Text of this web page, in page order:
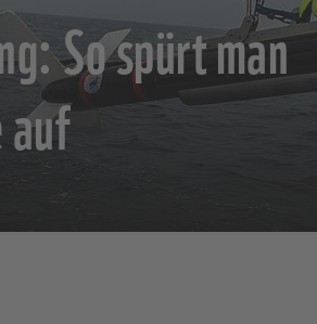
So spürt man